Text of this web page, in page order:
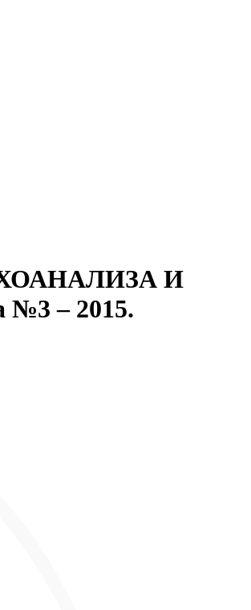
И
– 2015.